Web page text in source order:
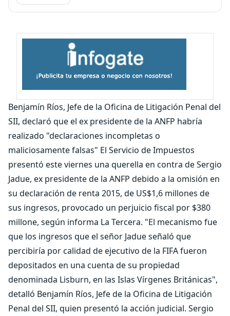
Benjamín Ríos, Jefe de la Oficina de Litigación Penal del
SII, declaró que el ex presidente de la ANFP habría
realizado "declaraciones incompletas o
maliciosamente falsas" El Servicio de Impuestos
presentó este viernes una querella en contra de Sergio
Jadue, ex presidente de la ANFP debido a la omisión en
su declaración de renta 2015, de US$1,6 millones de
sus ingresos, provocado un perjuicio fiscal por $380
millone, según informa La Tercera. "El mecanismo fue
que los ingresos que el señor Jadue señaló que
percibiría por calidad de ejecutivo de la FIFA fueron
depositados en una cuenta de su propiedad
denominada Lisburn, en las Islas Vírgenes Británicas",
detalló Benjamín Ríos, Jefe de la Oficina de Litigación
Penal del SII, quien presentó la acción judicial. Sergio